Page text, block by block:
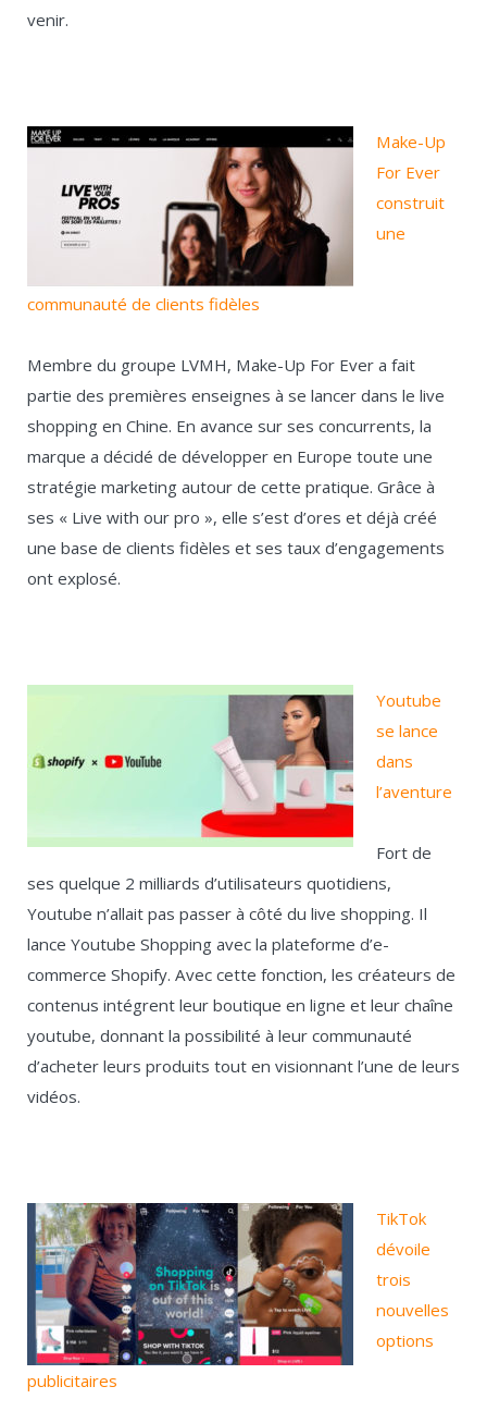
venir.
Make-Up
For Ever
construit
une
communauté de clients fidèles
Membre du groupe LVMH, Make-Up For Ever a fait
partie des premières enseignes à se lancer dans le live
shopping en Chine. En avance sur ses concurrents, la
marque a décidé de développer en Europe toute une
stratégie marketing autour de cette pratique. Grâce à
ses « Live with our pro », elle s’est d’ores et déjà créé
une base de clients fidèles et ses taux d’engagements
ont explosé.
Youtube
se lance
dans
l’aventure
Fort de
ses quelque 2 milliards d’utilisateurs quotidiens,
Youtube n’allait pas passer à côté du live shopping. Il
lance Youtube Shopping avec la plateforme d’e-
commerce Shopify. Avec cette fonction, les créateurs de
contenus intégrent leur boutique en ligne et leur chaîne
youtube, donnant la possibilité à leur communauté
d’acheter leurs produits tout en visionnant l’une de leurs
vidéos.
TikTok
dévoile
trois
nouvelles
options
publicitaires